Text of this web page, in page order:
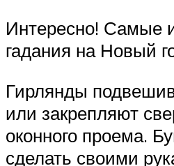
Интересно! Самые
гадания на Новый
Гирлянды
или закрепляют
оконного проема.
сделать своими